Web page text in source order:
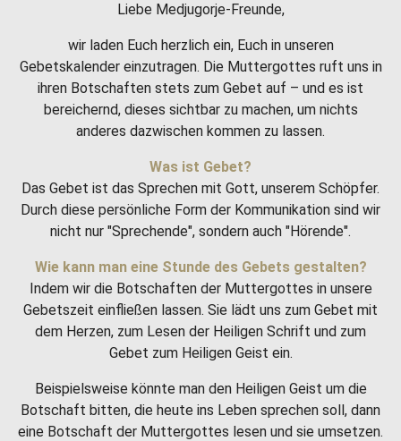
Liebe Medjugorje-Freunde,
wir laden Euch herzlich ein, Euch in unseren
Gebetskalender einzutragen. Die Muttergottes ruft uns in
ihren Botschaften stets zum Gebet auf – und es ist
bereichernd, dieses sichtbar zu machen, um nichts
anderes dazwischen kommen zu lassen.
Was ist Gebet?
Das Gebet ist das Sprechen mit Gott, unserem Schöpfer.
Durch diese persönliche Form der Kommunikation sind wir
nicht nur "Sprechende", sondern auch "Hörende".
Wie kann man eine Stunde des Gebets gestalten?
Indem wir die Botschaften der Muttergottes in unsere
Gebetszeit einfließen lassen. Sie lädt uns zum Gebet mit
dem Herzen, zum Lesen der Heiligen Schrift und zum
Gebet zum Heiligen Geist ein.
Beispielsweise könnte man den Heiligen Geist um die
Botschaft bitten, die heute ins Leben sprechen soll, dann
eine Botschaft der Muttergottes lesen und sie umsetzen.